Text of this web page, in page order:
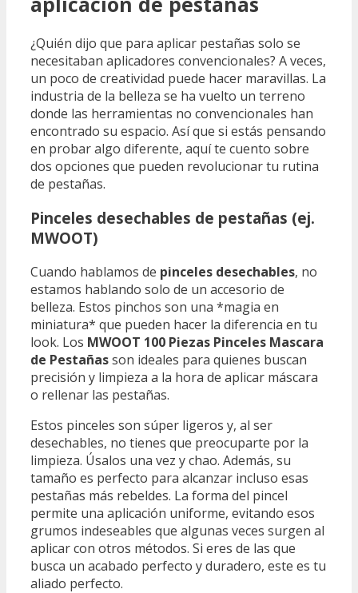
¿Quién dijo que para aplicar pestañas solo se
necesitaban aplicadores convencionales? A veces,
un poco de creatividad puede hacer maravillas. La
industria de la belleza se ha vuelto un terreno
donde las herramientas no convencionales han
encontrado su espacio. Así que si estás pensando
en probar algo diferente, aquí te cuento sobre
dos opciones que pueden revolucionar tu rutina
de pestañas.
Pinceles desechables de pestañas (ej.
MWOOT)
Cuando hablamos de pinceles desechables, no
estamos hablando solo de un accesorio de
belleza. Estos pinchos son una *magia en
miniatura* que pueden hacer la diferencia en tu
look. Los MWOOT 100 Piezas Pinceles Mascara
de Pestañasson ideales para quienes buscan
precisión y limpieza a la hora de aplicar máscara
o rellenar las pestañas.
Estos pinceles son súper ligeros y, al ser
desechables, no tienes que preocuparte por la
limpieza. Úsalos una vez y chao. Además, su
tamaño es perfecto para alcanzar incluso esas
pestañas más rebeldes. La forma del pincel
permite una aplicación uniforme, evitando esos
grumos indeseables que algunas veces surgen al
aplicar con otros métodos. Si eres de las que
busca un acabado perfecto y duradero, este es tu
aliado perfecto.